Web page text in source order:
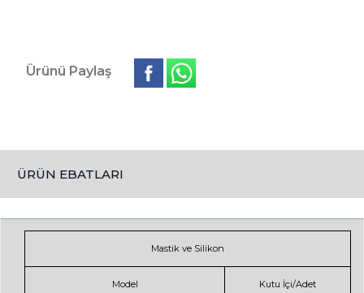
Ürünü Paylaş
ÜRÜN EBATLARI
Mastik ve Silikon
Model Kutu İçi/Adet